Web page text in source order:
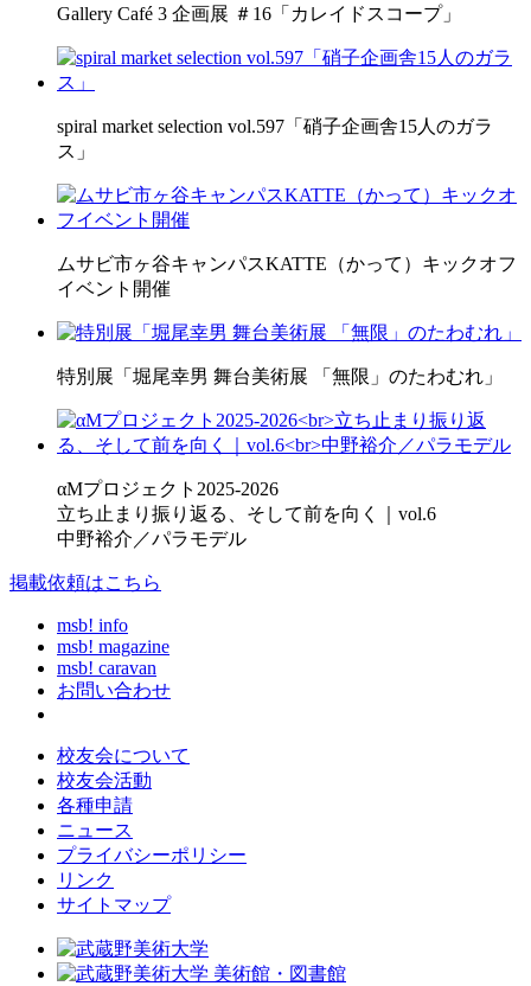
Gallery Café 3 企画展 ＃16「カレイドスコープ」
spiral market selection vol.597「硝子企画舎15人のガラ
ス」
ムサビ市ヶ谷キャンパスKATTE（かって）キックオフ
イベント開催
特別展「堀尾幸男 舞台美術展 「無限」のたわむれ」
αMプロジェクト2025-2026
立ち止まり振り返る、そして前を向く｜vol.6
中野裕介／パラモデル
掲載依頼はこちら
msb! info
msb! magazine
msb! caravan
お問い合わせ
校友会について
校友会活動
各種申請
ニュース
プライバシーポリシー
リンク
サイトマップ